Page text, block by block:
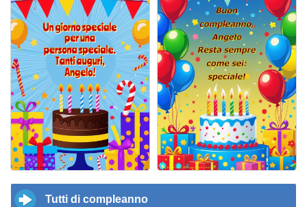
Tutti di compleanno